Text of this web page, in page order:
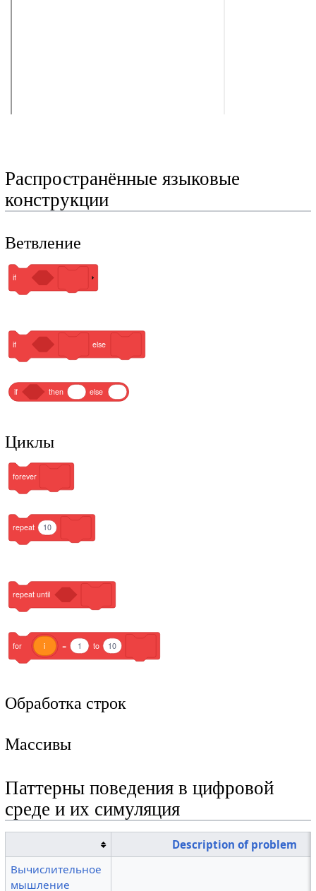
Распространённые языковые
конструкции
Ветвление
if
if else
if then else
Циклы
forever
repeat 10
repeat until
for i = 1 to 10
Обработка строк
Массивы
Паттерны поведения в цифровой
среде и их симуляция
Description of problem
Вычислительное
мышление